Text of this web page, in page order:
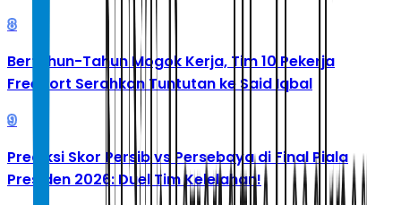
8
Bertahun-Tahun Mogok Kerja, Tim 10 Pekerja
Freeport Serahkan Tuntutan ke Said Iqbal
9
Prediksi Skor Persib vs Persebaya di Final Piala
Presiden 2026: Duel Tim Kelelahan!